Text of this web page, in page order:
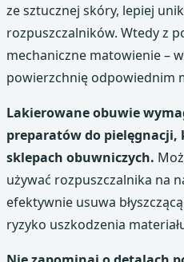
ze sztucznej skóry, lepiej
rozpuszczalników. Wtedy z
mechaniczne matowienie –
powierzchnię odpowiednim
Lakierowane obuwie
preparatów do pielęgnacji,
sklepach obuwniczych.
używać rozpuszczalnika na
efektywnie usuwa
ryzyko uszkodzenia